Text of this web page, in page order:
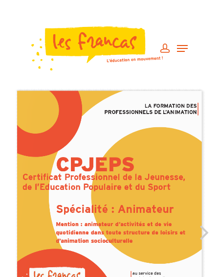
Engagement
ATEC
Francade
Formations
Formations
Formations
Documents &
Rapports